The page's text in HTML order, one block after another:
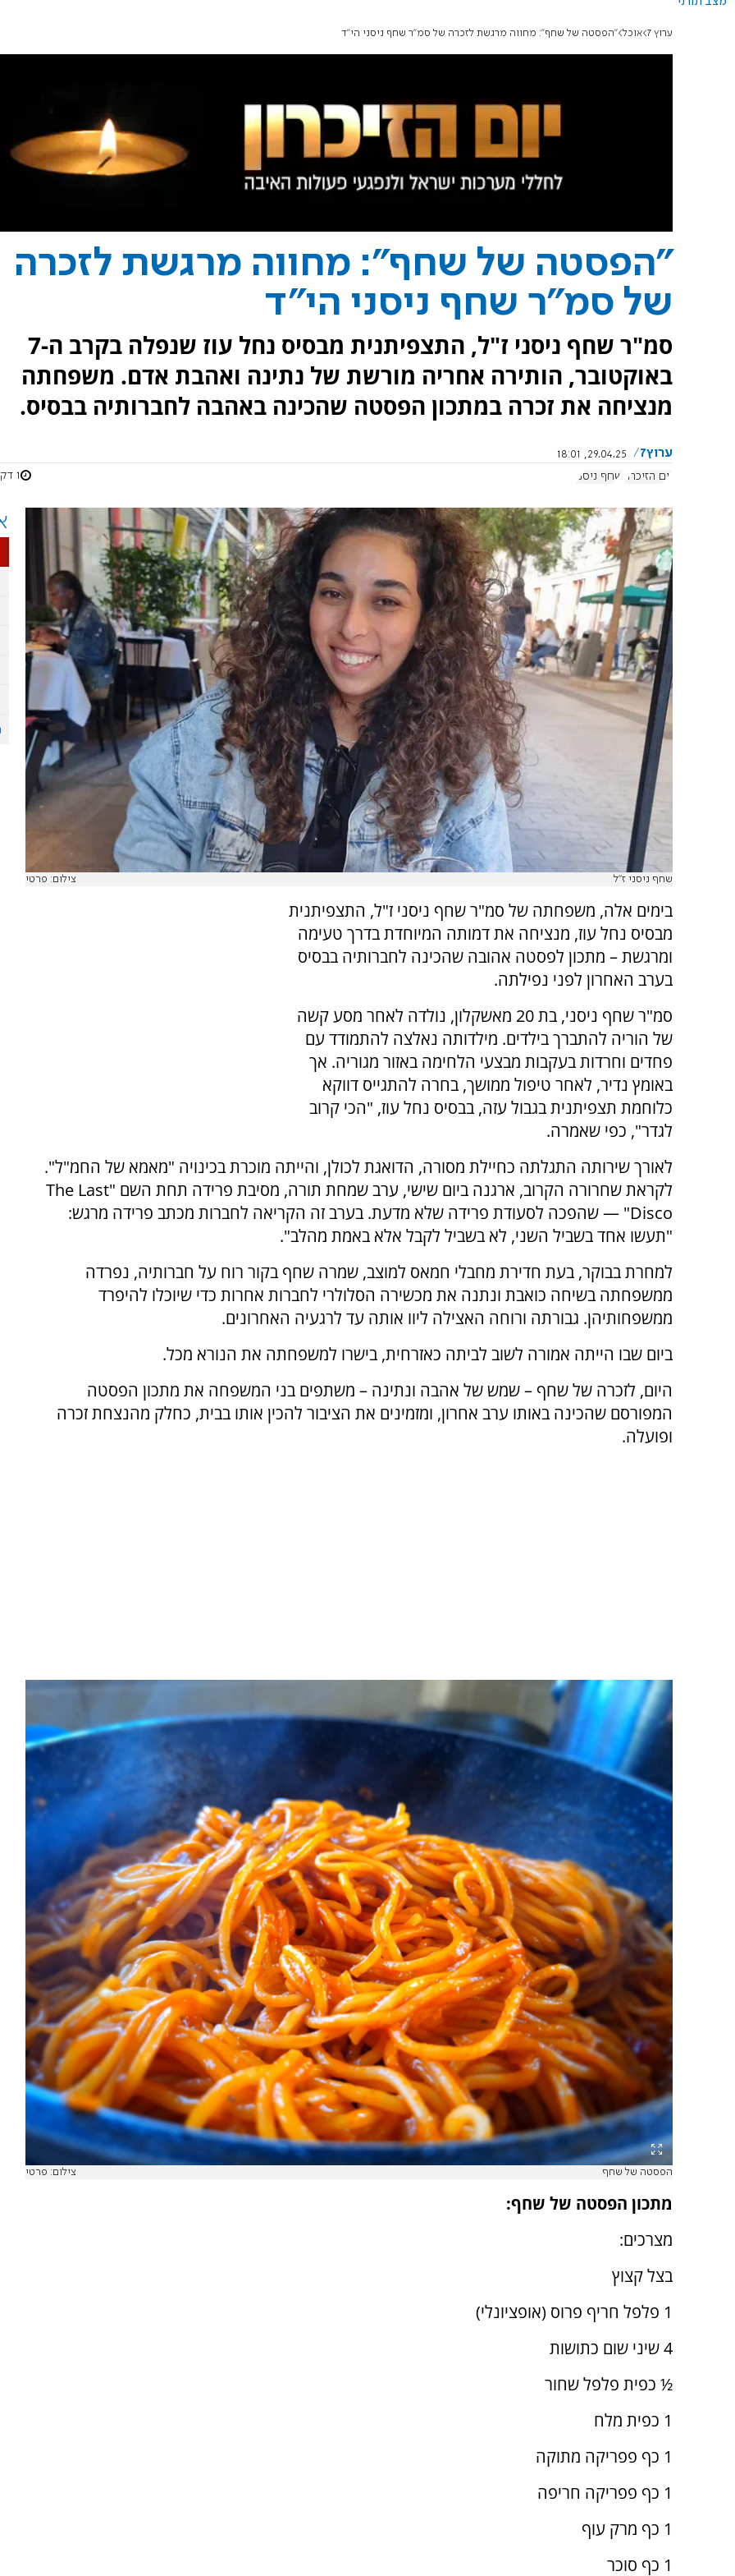
ערוץ 7 אוכל "הפסטה של שחף": מחווה מרגשת לזכרה של סמ"ר שחף ניסני הי"ד
"הפסטה של שחף": מחווה מרגשת לזכרה
של סמ"ר שחף ניסני הי"ד
סמ"ר שחף ניסני ז"ל, התצפיתנית מבסיס נחל עוז שנפלה בקרב ה-7
באוקטובר, הותירה אחריה מורשת של נתינה ואהבת אדם. משפחתה
מנציחה את זכרה במתכון הפסטה שהכינה באהבה לחברותיה בבסיס.
ערוץ7
29.04.25, 18:01
יום הזיכרון
שחף ניסני 1 דקות
שחף ניסני ז"ל צילום: פרטי
בימים אלה, משפחתה של סמ"ר שחף ניסני ז"ל, התצפיתנית
מבסיס נחל עוז, מנציחה את דמותה המיוחדת בדרך טעימה
ומרגשת – מתכון לפסטה אהובה שהכינה לחברותיה בבסיס
בערב האחרון לפני נפילתה.
סמ"ר שחף ניסני, בת 20 מאשקלון, נולדה לאחר מסע קשה
של הוריה להתברך בילדים. מילדותה נאלצה להתמודד עם
פחדים וחרדות בעקבות מבצעי הלחימה באזור מגוריה. אך
באומץ נדיר, לאחר טיפול ממושך, בחרה להתגייס דווקא
כלוחמת תצפיתנית בגבול עזה, בבסיס נחל עוז, "הכי קרוב
לגדר", כפי שאמרה.
לאורך שירותה התגלתה כחיילת מסורה, הדואגת לכולן, והייתה מוכרת בכינויה "מאמא של החמ"ל".
לקראת שחרורה הקרוב, ארגנה ביום שישי, ערב שמחת תורה, מסיבת פרידה תחת השם "The Last
Disco" — שהפכה לסעודת פרידה שלא מדעת. בערב זה הקריאה לחברות מכתב פרידה מרגש:
"תעשו אחד בשביל השני, לא בשביל לקבל אלא באמת מהלב".
למחרת בבוקר, בעת חדירת מחבלי חמאס למוצב, שמרה שחף בקור רוח על חברותיה, נפרדה
ממשפחתה בשיחה כואבת ונתנה את מכשירה הסלולרי לחברות אחרות כדי שיוכלו להיפרד
ממשפחותיהן. גבורתה ורוחה האצילה ליוו אותה עד לרגעיה האחרונים.
ביום שבו הייתה אמורה לשוב לביתה כאזרחית, בישרו למשפחתה את הנורא מכל.
היום, לזכרה של שחף – שמש של אהבה ונתינה – משתפים בני המשפחה את מתכון הפסטה
המפורסם שהכינה באותו ערב אחרון, ומזמינים את הציבור להכין אותו בבית, כחלק מהנצחת זכרה
ופועלה.
הפסטה של שחף צילום: פרטי
מתכון הפסטה של שחף:
מצרכים:
בצל קצוץ
1 פלפל חריף פרוס (אופציונלי)
4 שיני שום כתושות
½ כפית פלפל שחור
1 כפית מלח
1 כף פפריקה מתוקה
1 כף פפריקה חריפה
1 כף מרק עוף
1 כף סוכר